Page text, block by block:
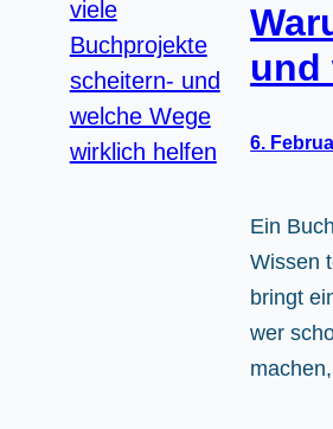
und
6.
Ein
Wissen
bringt
wer